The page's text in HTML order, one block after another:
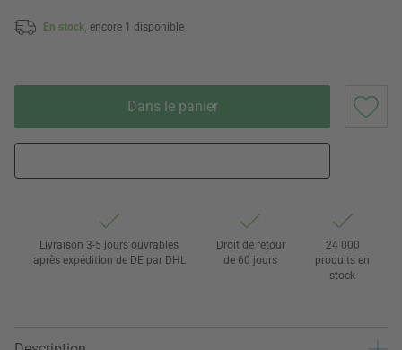
En stock, encore 1 disponible
Dans le panier
Livraison 3-5 jours ouvrables
après expédition de DE par DHL
Droit de retour
de 60 jours
24 000
produits en
stock